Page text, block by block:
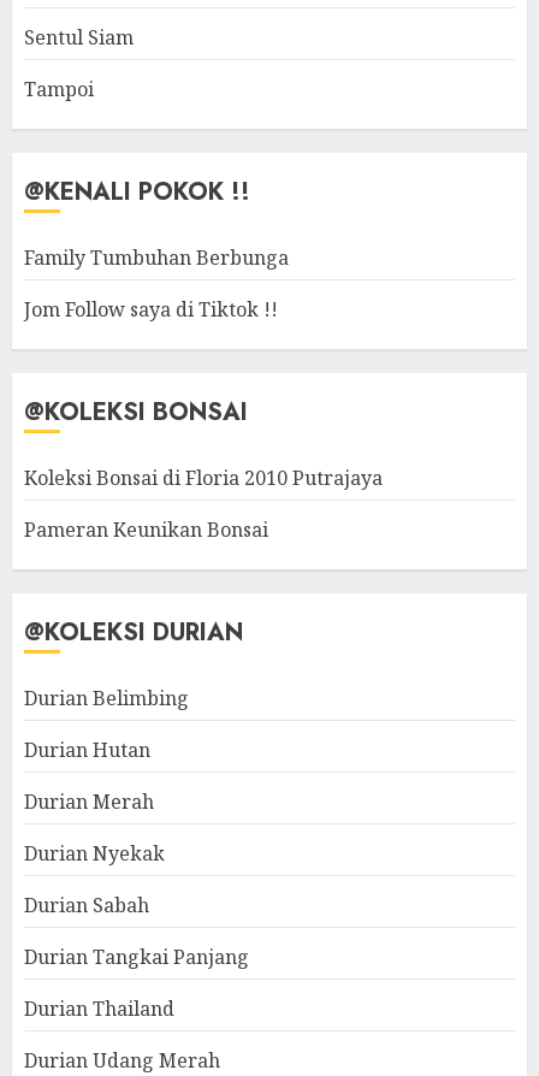
Sentul Siam
Tampoi
@KENALI POKOK !!
Family Tumbuhan Berbunga
Jom Follow saya di Tiktok !!
@KOLEKSI BONSAI
Koleksi Bonsai di Floria 2010 Putrajaya
Pameran Keunikan Bonsai
@KOLEKSI DURIAN
Durian Belimbing
Durian Hutan
Durian Merah
Durian Nyekak
Durian Sabah
Durian Tangkai Panjang
Durian Thailand
Durian Udang Merah